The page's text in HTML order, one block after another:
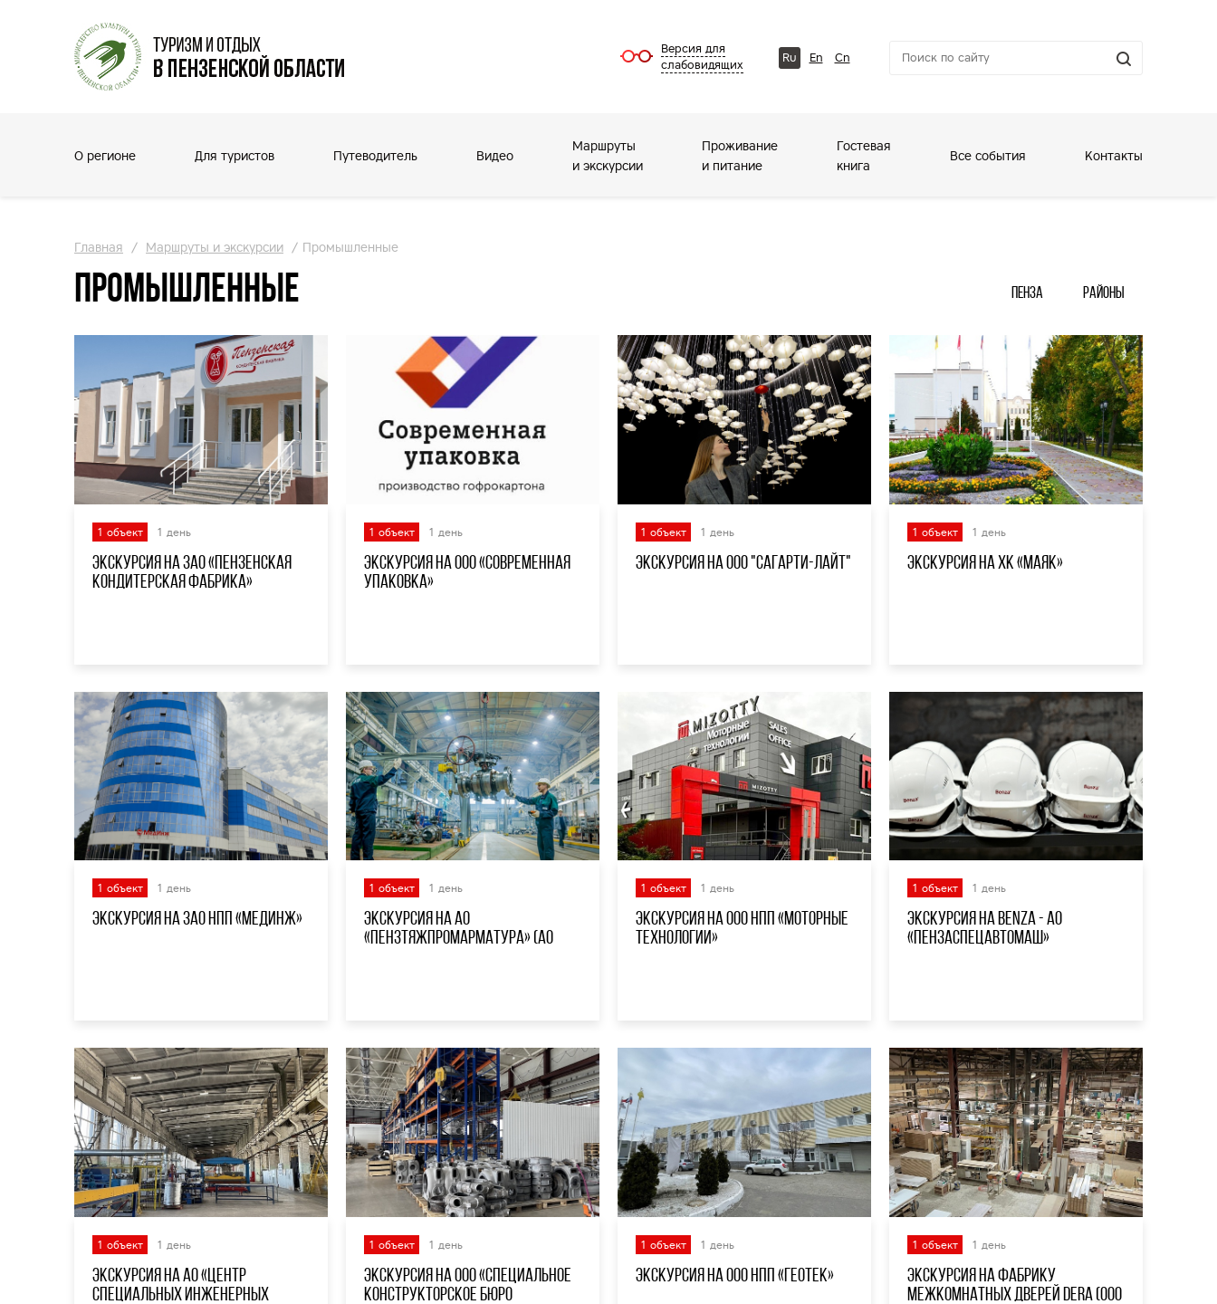
Версия для
слабовидящих
Ru En Cn
О регионе Для туристов Путеводитель Видео
Маршруты
и экскурсии
Проживание
и питание
Гостевая
книга
Все события Контакты
Главная / Маршруты и экскурсии / Промышленные
Промышленные Пенза Районы
1 объект 1 день
Экскурсия на ЗАО «Пензенская
кондитерская фабрика»
1 объект 1 день
Экскурсия на ООО «Современная
упаковка»
1 объект 1 день
Экскурсия на ООО "Сагарти-Лайт"
1 объект 1 день
Экскурсия на ХК «Маяк»
1 объект 1 день
Экскурсия на ЗАО НПП «МедИнж»
1 объект 1 день
Экскурсия на АО
«Пензтяжпромарматура» (АО
1 объект 1 день
Экскурсия на ООО НПП «Моторные
технологии»
1 объект 1 день
Экскурсия на Benza - АО
«Пензаспецавтомаш»
1 объект 1 день
Экскурсия на АО «Центр
специальных инженерных
1 объект 1 день
Экскурсия на ООО «Специальное
конструкторское бюро
1 объект 1 день
Экскурсия на ООО НПП «Геотек»
1 объект 1 день
Экскурсия на Фабрику
межкомнатных дверей DERA (ООО